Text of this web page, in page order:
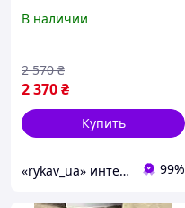
черные летние кроссовки
В наличии
2 370₴
2 570 ₴
Купить
«rykav_ua» интернет магазин одежды и обуви 99%